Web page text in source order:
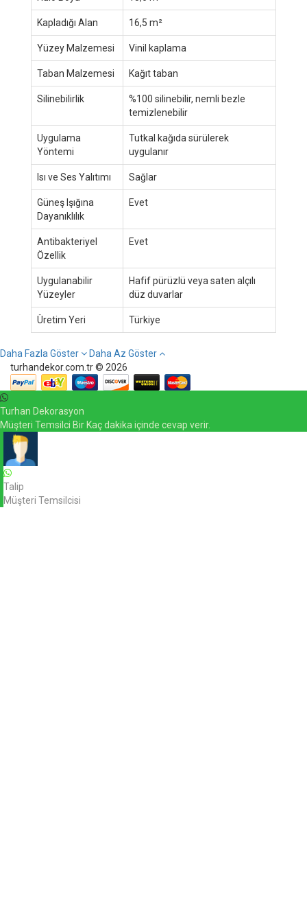
Kapladığı Alan 16,5 m²
Yüzey Malzemesi Vinil kaplama
Taban Malzemesi Kağıt taban
Silinebilirlik
%100 silinebilir, nemli bezle
temizlenebilir
Uygulama
Yöntemi
Tutkal kağıda sürülerek
uygulanır
Isı ve Ses Yalıtımı Sağlar
Güneş Işığına
Dayanıklılık
Evet
Antibakteriyel
Özellik
Evet
Uygulanabilir
Yüzeyler
Hafif pürüzlü veya saten alçılı
düz duvarlar
Üretim Yeri Türkiye
Daha Fazla Göster
Daha Az Göster
turhandekor.com.tr © 2026
Turhan Dekorasyon
Müşteri Temsilci Bir Kaç dakika içinde cevap verir.
Talip
Müşteri Temsilcisi